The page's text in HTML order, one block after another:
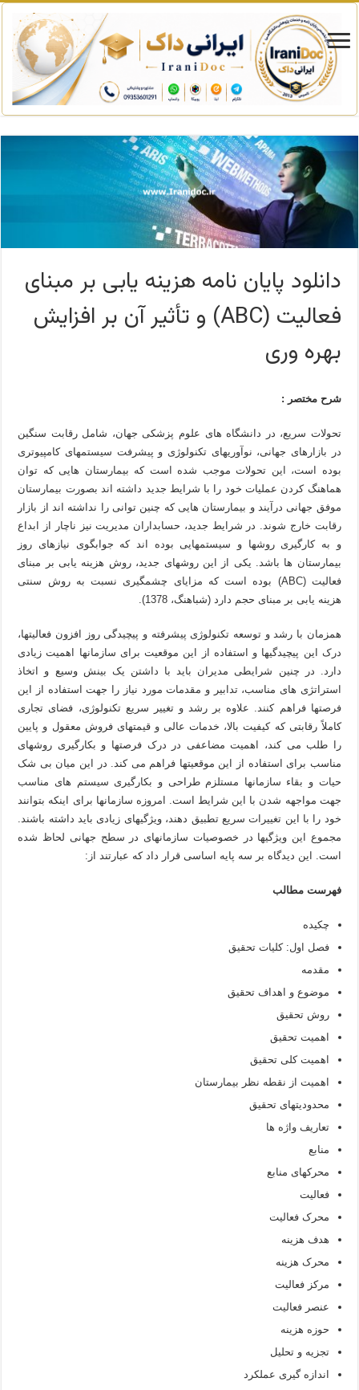
دانلود پایان نامه هزینه یابی بر مبنای
فعالیت (ABC) و تأثیر آن بر افزایش
بهره وری
شرح مختصر :
تحولات سریع، در دانشگاه های علوم پزشکی جهان، شامل رقابت سنگین
در بازارهای جهانی، نوآوریهای تکنولوژی و پیشرفت سیستمهای کامپیوتری
بوده است، این تحولات موجب شده است که بیمارستان هایی که توان
هماهنگ کردن عملیات خود را با شرایط جدید داشته اند بصورت بیمارستان
موفق جهانی درآیند و بیمارستان هایی که چنین توانی را نداشته اند از بازار
رقابت خارج شوند. در شرایط جدید، حسابداران مدیریت نیز ناچار از ابداع
و به کارگیری روشها و سیستمهایی بوده اند که جوابگوی نیازهای روز
بیمارستان ها باشد. یکی از این روشهای جدید، روش هزینه یابی بر مبنای
فعالیت (ABC) بوده است که مزایای چشمگیری نسبت به روش سنتی
هزینه یابی بر مبنای حجم دارد (شباهنگ، 1378).
همزمان با رشد و توسعه تکنولوژی پیشرفته و پیچیدگی روز افزون فعالیتها،
درک این پیچیدگیها و استفاده از این موقعیت برای سازمانها اهمیت زیادی
دارد. در چنین شرایطی مدیران باید با داشتن یک بینش وسیع و اتخاذ
استراتژی های مناسب، تدابیر و مقدمات مورد نیاز را جهت استفاده از این
فرصتها فراهم کنند. علاوه بر رشد و تغییر سریع تکنولوژی، فضای تجاری
کاملاً رقابتی که کیفیت بالا، خدمات عالی و قیمتهای فروش معقول و پایین
را طلب می کند، اهمیت مضاعفی در درک فرصتها و بکارگیری روشهای
مناسب برای استفاده از این موقعیتها فراهم می کند. در این میان بی شک
حیات و بقاء سازمانها مستلزم طراحی و بکارگیری سیستم های مناسب
جهت مواجهه شدن با این شرایط است. امروزه سازمانها برای اینکه بتوانند
خود را با این تغییرات سریع تطبیق دهند، ویژگیهای زیادی باید داشته باشند.
مجموع این ویژگیها در خصوصیات سازمانهای در سطح جهانی لحاظ شده
است. این دیدگاه بر سه پایه اساسی قرار داد که عبارتند از:
فهرست مطالب
چکیده
فصل اول: کلیات تحقیق
مقدمه
موضوع و اهداف تحقیق
روش تحقیق
اهمیت تحقیق
اهمیت کلی تحقیق
اهمیت از نقطه نظر بیمارستان
محدودیتهای تحقیق
تعاریف واژه ها
منابع
محرکهای منابع
فعالیت
محرک فعالیت
هدف هزینه
محرک هزینه
مرکز فعالیت
عنصر فعالیت
حوزه هزینه
تجزیه و تحلیل
اندازه گیری عملکرد